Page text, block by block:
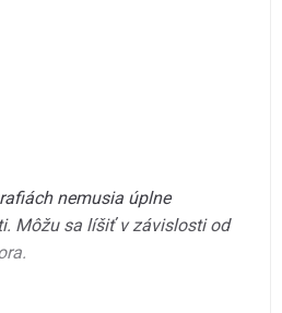
nemusia úplne
Môžu sa líšiť v závislosti od